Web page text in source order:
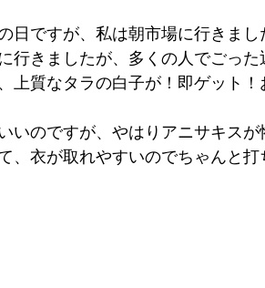
日ですが、私は朝市場に行きまし
行きましたが、多くの人でごっ
上質なタラの白子が！即ゲット！
いのですが、やはりアニサキスが
、衣が取れやすいのでちゃんと打